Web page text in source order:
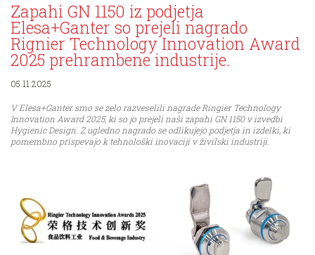
Zapahi GN 1150 iz podjetja
Elesa+Ganter so prejeli nagrado
Rignier Technology Innovation Award
2025 prehrambene industrije.
05.11.2025
V Elesa+Ganter smo se zelo razveselili nagrade Ringier Technology
Innovation Award 2025, ki so jo prejeli naši zapahi GN 1150 v izvedbi
Hygienic Design. Z ugledno nagrado se odlikujejo podjetja in izdelki, ki
pomembno prispevajo k tehnološki inovaciji v živilski industriji.